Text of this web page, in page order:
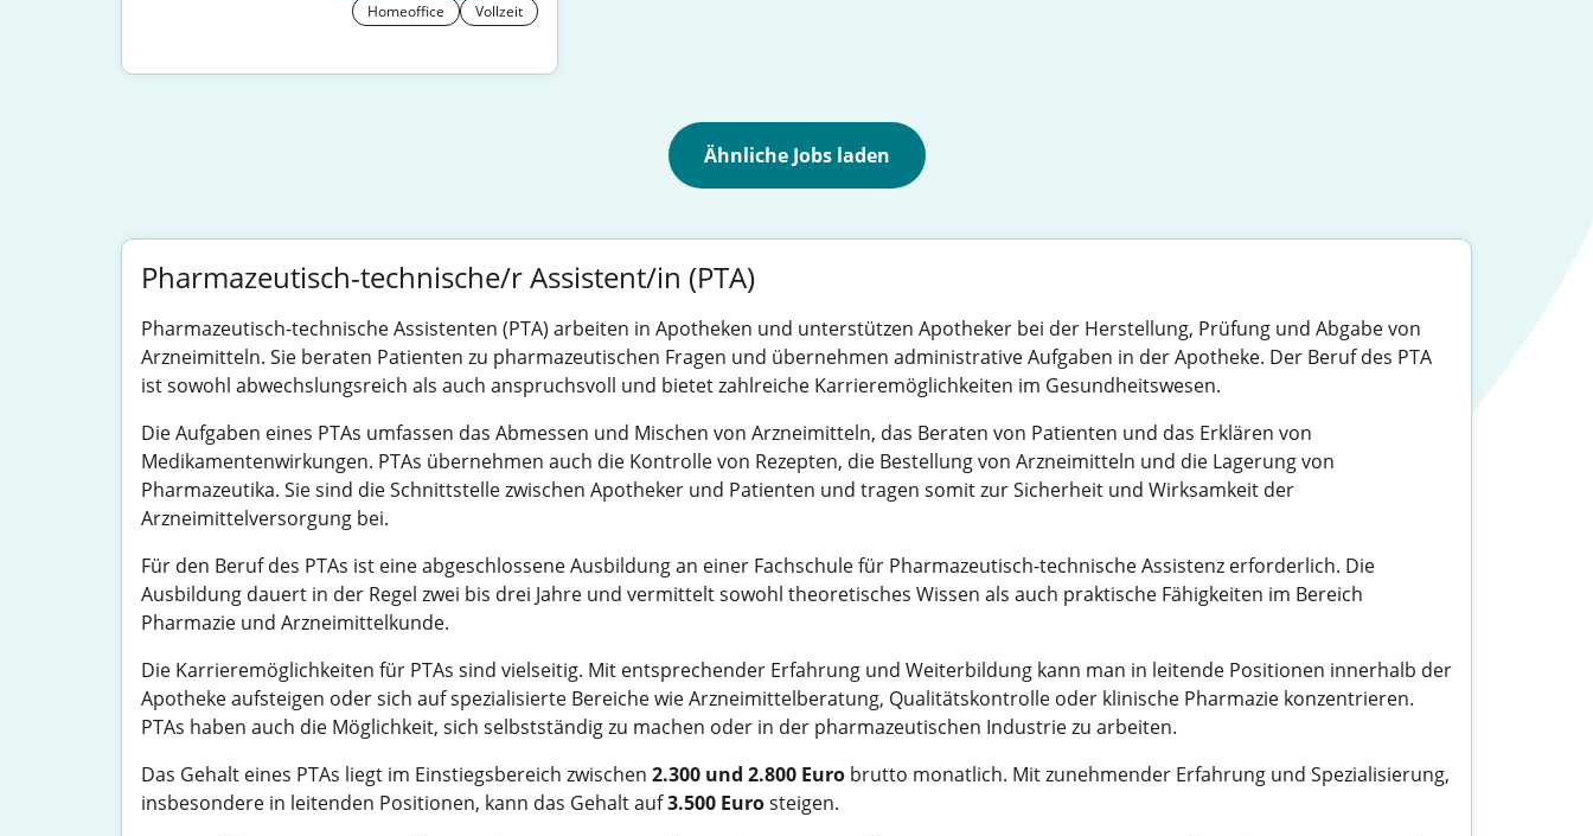
Homeoffice Vollzeit
Ähnliche Jobs laden
Pharmazeutisch-technische/r Assistent/in (PTA)
Pharmazeutisch-technische Assistenten (PTA) arbeiten in Apotheken und unterstützen Apotheker bei der Herstellung, Prüfung und Abgabe von
Arzneimitteln. Sie beraten Patienten zu pharmazeutischen Fragen und übernehmen administrative Aufgaben in der Apotheke. Der Beruf des PTA
ist sowohl abwechslungsreich als auch anspruchsvoll und bietet zahlreiche Karrieremöglichkeiten im Gesundheitswesen.
Die Aufgaben eines PTAs umfassen das Abmessen und Mischen von Arzneimitteln, das Beraten von Patienten und das Erklären von
Medikamentenwirkungen. PTAs übernehmen auch die Kontrolle von Rezepten, die Bestellung von Arzneimitteln und die Lagerung von
Pharmazeutika. Sie sind die Schnittstelle zwischen Apotheker und Patienten und tragen somit zur Sicherheit und Wirksamkeit der
Arzneimittelversorgung bei.
Für den Beruf des PTAs ist eine abgeschlossene Ausbildung an einer Fachschule für Pharmazeutisch-technische Assistenz erforderlich. Die
Ausbildung dauert in der Regel zwei bis drei Jahre und vermittelt sowohl theoretisches Wissen als auch praktische Fähigkeiten im Bereich
Pharmazie und Arzneimittelkunde.
Die Karrieremöglichkeiten für PTAs sind vielseitig. Mit entsprechender Erfahrung und Weiterbildung kann man in leitende Positionen innerhalb der
Apotheke aufsteigen oder sich auf spezialisierte Bereiche wie Arzneimittelberatung, Qualitätskontrolle oder klinische Pharmazie konzentrieren.
PTAs haben auch die Möglichkeit, sich selbstständig zu machen oder in der pharmazeutischen Industrie zu arbeiten.
Das Gehalt eines PTAs liegt im Einstiegsbereich zwischen 2.300 und 2.800 Euro brutto monatlich. Mit zunehmender Erfahrung und Spezialisierung,
insbesondere in leitenden Positionen, kann das Gehalt auf3.500 Eurosteigen.